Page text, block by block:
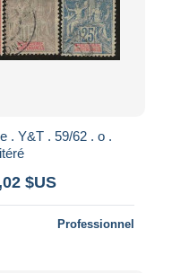
.
$US
Professionnel